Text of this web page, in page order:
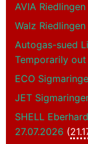
AVIA Riedlingen
Walz Riedlingen
Autogas-sued
Temporarily
ECO
JET
SHELL
27.07.2026 (